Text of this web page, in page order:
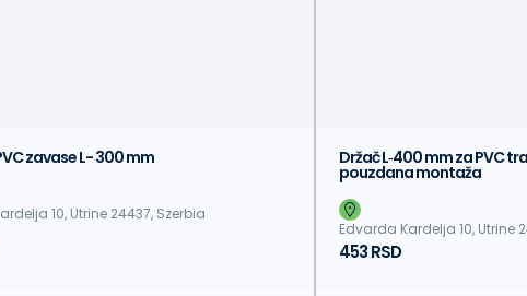
zavase L- 300 mm
10, Utrine 24437, Szerbia
Držač L‑400 mm za PVC
pouzdana montaža
Edvarda Kardelja 10, Utrine
453 RSD